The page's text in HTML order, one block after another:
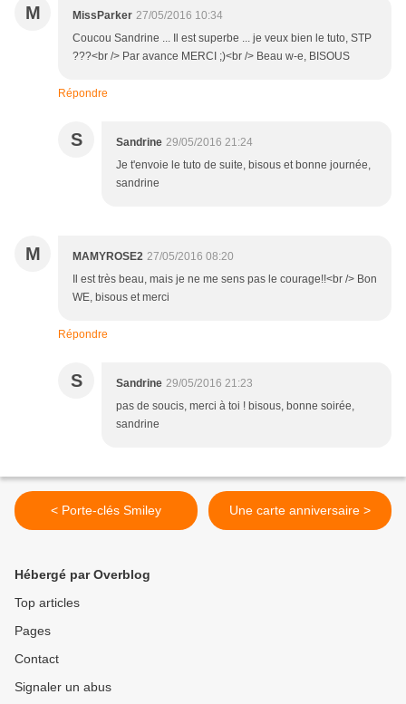
M MissParker 27/05/2016 10:34
Coucou Sandrine ... Il est superbe ... je veux bien le tuto, STP
???<br /> Par avance MERCI ;)<br /> Beau w-e, BISOUS
Répondre
S Sandrine 29/05/2016 21:24
Je t'envoie le tuto de suite, bisous et bonne journée,
sandrine
M MAMYROSE2 27/05/2016 08:20
Il est très beau, mais je ne me sens pas le courage!!<br /> Bon
WE, bisous et merci
Répondre
S Sandrine 29/05/2016 21:23
pas de soucis, merci à toi ! bisous, bonne soirée,
sandrine
< Porte-clés Smiley Une carte anniversaire >
Hébergé par Overblog
Top articles
Pages
Contact
Signaler un abus